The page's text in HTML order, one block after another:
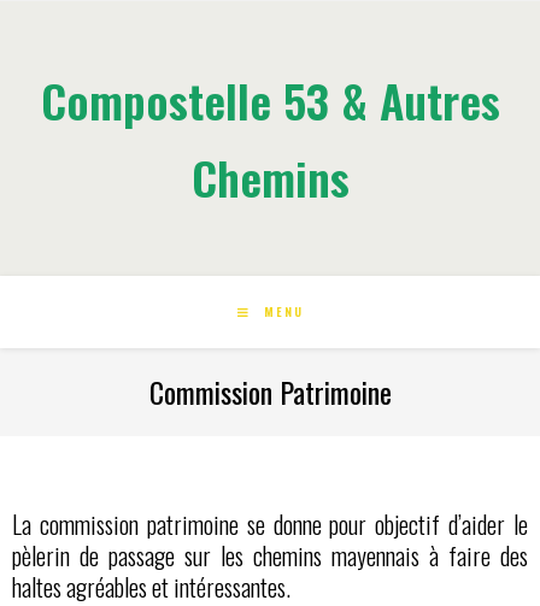
Compostelle 53 & Autres
Chemins
MENU
Commission Patrimoine
La commission patrimoine se donne pour objectif d’aider le
pèlerin de passage sur les chemins mayennais à faire des
haltes agréables et intéressantes.